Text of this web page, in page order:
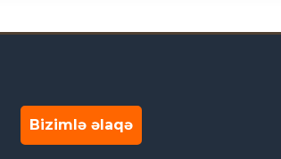
Bizimlə əlaqə